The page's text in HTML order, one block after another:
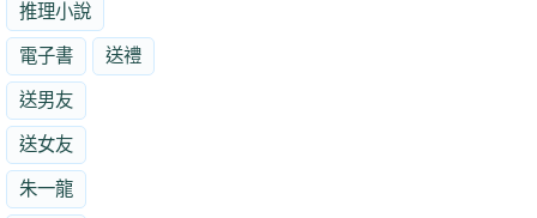
推理小說
電子書 送禮
送男友
送女友
朱一龍